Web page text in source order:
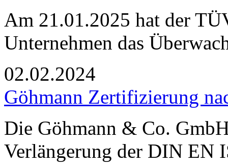
Am 21.01.2025 hat der
Unternehmen das
02.02.2024
Göhmann Zertifizierung
Die Göhmann & Co.
Verlängerung der DIN EN